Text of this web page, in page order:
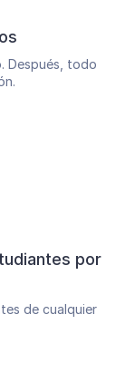
Después, todo
por
de cualquier